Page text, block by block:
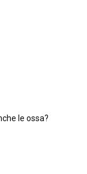
le ossa?